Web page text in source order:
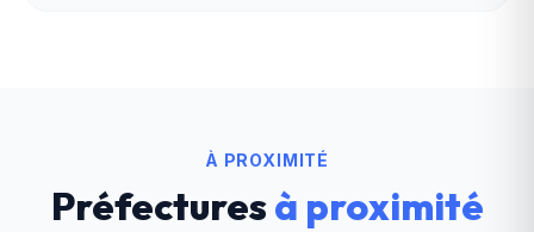
À PROXIMITÉ
Préfecturesà proximité